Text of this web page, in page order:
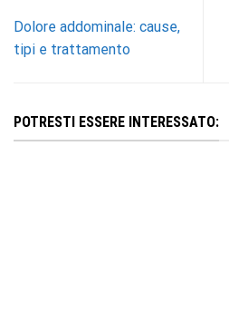
Dolore addominale: cause,
tipi e trattamento
POTRESTI ESSERE INTERESSATO: